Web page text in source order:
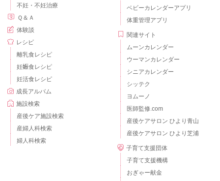
不妊・不妊治療
Ｑ＆Ａ
体験談
レシピ
離乳食レシピ
妊娠食レシピ
妊活食レシピ
成長アルバム
施設検索
産後ケア施設検索
産婦人科検索
婦人科検索
ベビーカレンダーアプリ
体重管理アプリ
関連サイト
ムーンカレンダー
ウーマンカレンダー
シニアカレンダー
シッテク
ヨムーノ
医師監修.com
産後ケアサロン ひより青山
産後ケアサロン ひより芝浦
子育て支援団体
子育て支援機構
おぎゃー献金